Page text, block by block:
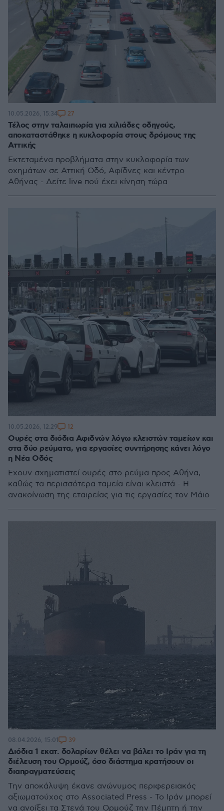
Τέλος στην ταλαιπωρία για χιλιάδες οδηγούς,
αποκαταστάθηκε η κυκλοφορία στους δρόμους της
Αττικής
Εκτεταμένα προβλήματα στην κυκλοφορία των
οχημάτων σε Αττική Οδό, Αφίδνες και κέντρο
Αθήνας - Δείτε live πού έχει κίνηση τώρα
10.05.2026, 15:34 27
Ουρές στα διόδια Αφιδνών λόγω κλειστών ταμείων και
στα δύο ρεύματα, για εργασίες συντήρησης κάνει λόγο
η Νέα Οδός
Έχουν σχηματιστεί ουρές στο ρεύμα προς Αθήνα,
καθώς τα περισσότερα ταμεία είναι κλειστά - Η
ανακοίνωση της εταιρείας για τις εργασίες τον Μάιο
10.05.2026, 12:29 12
Διόδια 1 εκατ. δολαρίων θέλει να βάλει το Ιράν για τη
διέλευση του Ορμούζ, όσο διάστημα κρατήσουν οι
διαπραγματεύσεις
Την αποκάλυψη έκανε ανώνυμος περιφερειακός
αξιωματούχος στο Associated Press - Το Ιράν μπορεί
να ανοίξει τα Στενά του Ορμούζ την Πέμπτη ή την
08.04.2026, 15:01 39